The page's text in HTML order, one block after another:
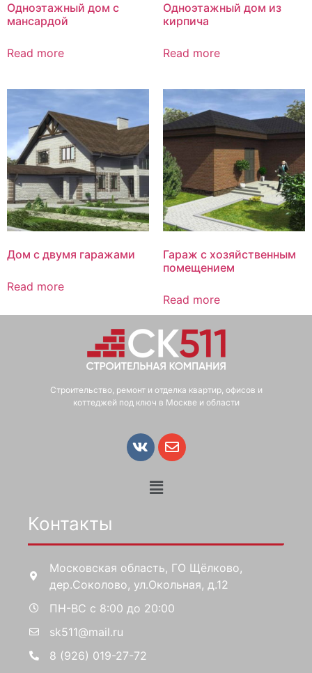
Одноэтажный дом с
мансардой
Read more
Одноэтажный дом из
кирпича
Read more
Дом с двумя гаражами
Read more
Гараж с хозяйственным
помещением
Read more
Строительство, ремонт и отделка квартир, офисов и
коттеджей под ключ в Москве и области
Контакты
Московская область, ГО Щёлково,
дер.Соколово, ул.Окольная, д.12
ПН-ВС с 8:00 до 20:00
sk511@mail.ru
8 (926) 019-27-72